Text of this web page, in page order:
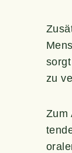
zu
Zum